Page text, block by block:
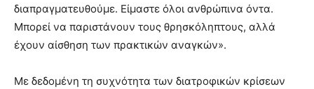
διαπραγματευθούμε. Είμαστε όλοι ανθρώπινα όντα.
Μπορεί να παριστάνουν τους θρησκόληπτους, αλλά
έχουν αίσθηση των πρακτικών αναγκών».
Με δεδομένη τη συχνότητα των διατροφικών κρίσεων